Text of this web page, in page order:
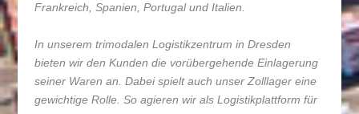
Frankreich, Spanien, Portugal und Italien.
In unserem trimodalen Logistikzentrum in Dresden
bieten wir den Kunden die vorübergehende Einlagerung
seiner Waren an. Dabei spielt auch unser Zolllager eine
gewichtige Rolle. So agieren wir als Logistikplattform für